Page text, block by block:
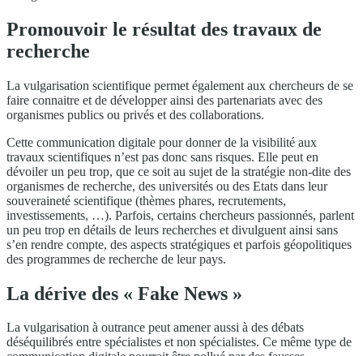
Promouvoir le résultat des travaux de
recherche
La vulgarisation scientifique permet également aux chercheurs de se
faire connaitre et de développer ainsi des partenariats avec des
organismes publics ou privés et des collaborations.
Cette communication digitale pour donner de la visibilité aux
travaux scientifiques n’est pas donc sans risques. Elle peut en
dévoiler un peu trop, que ce soit au sujet de la stratégie non-dite des
organismes de recherche, des universités ou des Etats dans leur
souveraineté scientifique (thèmes phares, recrutements,
investissements, …). Parfois, certains chercheurs passionnés, parlent
un peu trop en détails de leurs recherches et divulguent ainsi sans
s’en rendre compte, des aspects stratégiques et parfois géopolitiques
des programmes de recherche de leur pays.
La dérive des « Fake News »
La vulgarisation à outrance peut amener aussi à des débats
déséquilibrés entre spécialistes et non spécialistes. Ce même type de